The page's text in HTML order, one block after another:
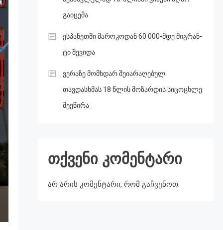
გაიცემა
ესპანეთში მა­რო­კო­დან 60 000-მდე მიგ­რან­
ტი შე­ვი­და
ვერაზე მომხდარ შეიარაღებულ
თავდასხმას 18 წლის მოზარდის სიცოცხლე
შეეწირა
თქვენი კომენტარი
არ არის კომენტარი, რომ გაჩვენოთ.